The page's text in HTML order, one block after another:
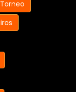
Torneo